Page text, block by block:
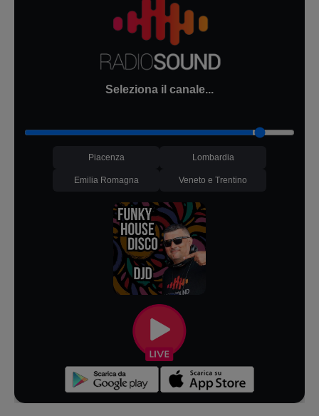
Seleziona il canale...
Piacenza Lombardia
Emilia Romagna Veneto e Trentino